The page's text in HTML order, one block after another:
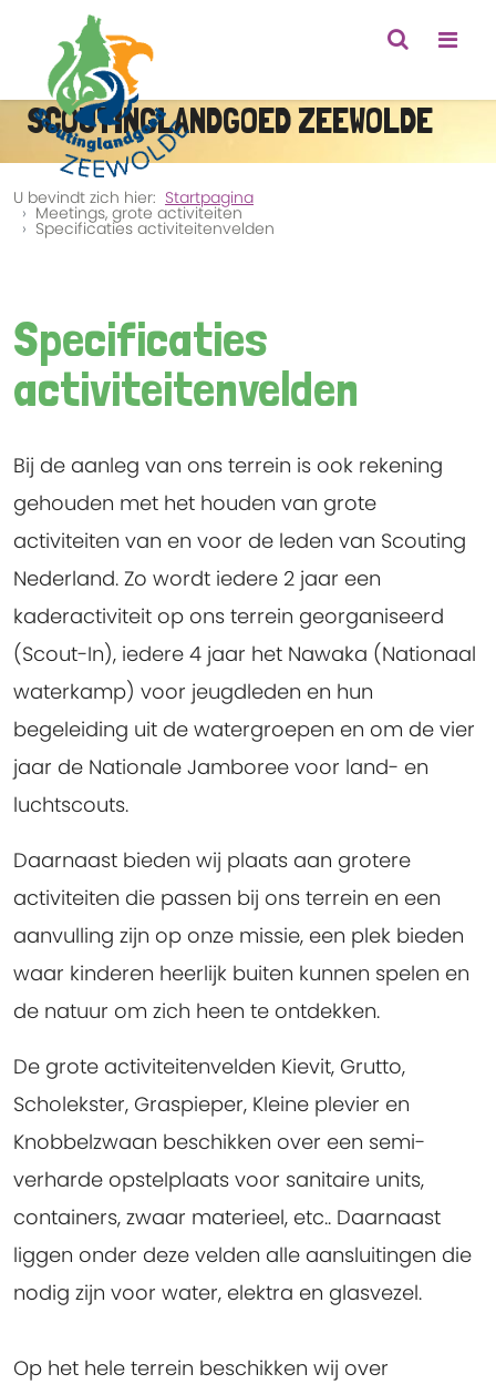
SCOUTINGLANDGOED ZEEWOLDE
U bevindt zich hier: Startpagina
Meetings, grote activiteiten
Specificaties activiteitenvelden
Specificaties
activiteitenvelden
Bij de aanleg van ons terrein is ook rekening
gehouden met het houden van grote
activiteiten van en voor de leden van Scouting
Nederland. Zo wordt iedere 2 jaar een
kaderactiviteit op ons terrein georganiseerd
(Scout-In), iedere 4 jaar het Nawaka (Nationaal
waterkamp) voor jeugdleden en hun
begeleiding uit de watergroepen en om de vier
jaar de Nationale Jamboree voor land- en
luchtscouts.
Daarnaast bieden wij plaats aan grotere
activiteiten die passen bij ons terrein en een
aanvulling zijn op onze missie, een plek bieden
waar kinderen heerlijk buiten kunnen spelen en
de natuur om zich heen te ontdekken.
De grote activiteitenvelden Kievit, Grutto,
Scholekster, Graspieper, Kleine plevier en
Knobbelzwaan beschikken over een semi-
verharde opstelplaats voor sanitaire units,
containers, zwaar materieel, etc.. Daarnaast
liggen onder deze velden alle aansluitingen die
nodig zijn voor water, elektra en glasvezel.
Op het hele terrein beschikken wij over